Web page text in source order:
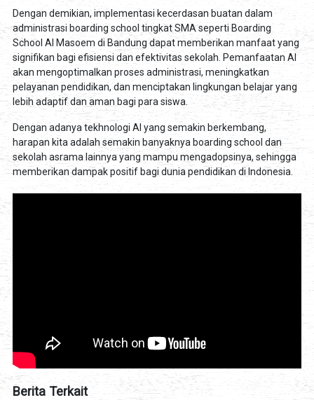
Dengan demikian, implementasi kecerdasan buatan dalam
administrasi boarding school tingkat SMA seperti Boarding
School Al Masoem di Bandung dapat memberikan manfaat yang
signifikan bagi efisiensi dan efektivitas sekolah. Pemanfaatan AI
akan mengoptimalkan proses administrasi, meningkatkan
pelayanan pendidikan, dan menciptakan lingkungan belajar yang
lebih adaptif dan aman bagi para siswa.
Dengan adanya tekhnologi AI yang semakin berkembang,
harapan kita adalah semakin banyaknya boarding school dan
sekolah asrama lainnya yang mampu mengadopsinya, sehingga
memberikan dampak positif bagi dunia pendidikan di Indonesia.
Berita Terkait